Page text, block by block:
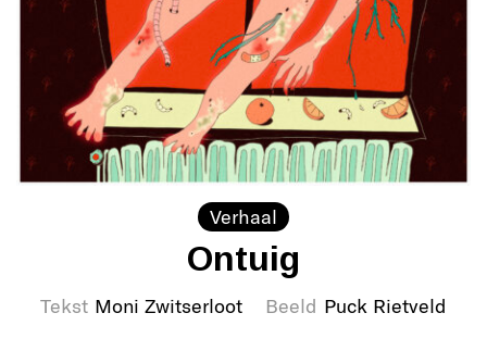
Verhaal
Ontuig
Tekst Moni Zwitserloot Beeld Puck Rietveld